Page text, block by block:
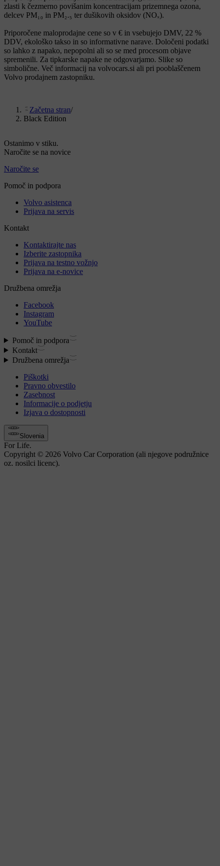
zlasti k čezmerno povišanim koncentracijam prizemnega ozona,
delcev PM₁₀ in PM₂.₅ ter dušikovih oksidov (NOₓ).
Priporočene maloprodajne cene so v € in vsebujejo DMV, 22 %
DDV, ekološko takso in so informativne narave. Določeni podatki
so lahko z napako, nepopolni ali so se med procesom objave
spremenili. Za tipkarske napake ne odgovarjamo. Slike so
simbolične. Več informacij na volvocars.si ali pri pooblaščenem
Volvo prodajnem zastopniku.
Začetna stran/
Black Edition